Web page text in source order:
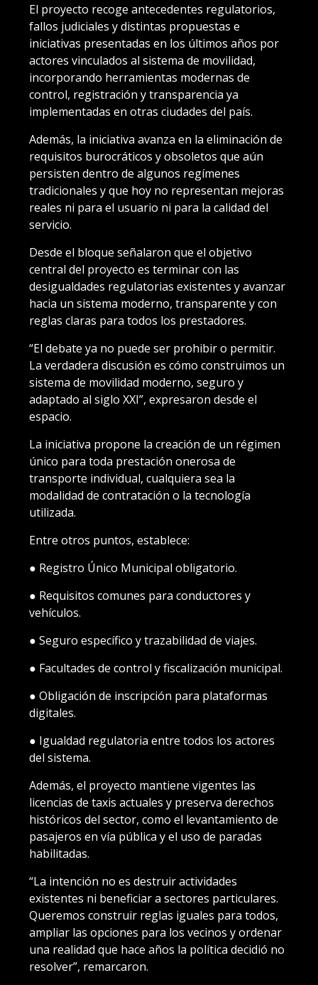
El proyecto recoge antecedentes regulatorios,
fallos judiciales y distintas propuestas e
iniciativas presentadas en los últimos años por
actores vinculados al sistema de movilidad,
incorporando herramientas modernas de
control, registración y transparencia ya
implementadas en otras ciudades del país.
Además, la iniciativa avanza en la eliminación de
requisitos burocráticos y obsoletos que aún
persisten dentro de algunos regímenes
tradicionales y que hoy no representan mejoras
reales ni para el usuario ni para la calidad del
servicio.
Desde el bloque señalaron que el objetivo
central del proyecto es terminar con las
desigualdades regulatorias existentes y avanzar
hacia un sistema moderno, transparente y con
reglas claras para todos los prestadores.
“El debate ya no puede ser prohibir o permitir.
La verdadera discusión es cómo construimos un
sistema de movilidad moderno, seguro y
adaptado al siglo XXI”, expresaron desde el
espacio.
La iniciativa propone la creación de un régimen
único para toda prestación onerosa de
transporte individual, cualquiera sea la
modalidad de contratación o la tecnología
utilizada.
Entre otros puntos, establece:
● Registro Único Municipal obligatorio.
● Requisitos comunes para conductores y
vehículos.
● Seguro específico y trazabilidad de viajes.
● Facultades de control y fiscalización municipal.
● Obligación de inscripción para plataformas
digitales.
● Igualdad regulatoria entre todos los actores
del sistema.
Además, el proyecto mantiene vigentes las
licencias de taxis actuales y preserva derechos
históricos del sector, como el levantamiento de
pasajeros en vía pública y el uso de paradas
habilitadas.
“La intención no es destruir actividades
existentes ni beneficiar a sectores particulares.
Queremos construir reglas iguales para todos,
ampliar las opciones para los vecinos y ordenar
una realidad que hace años la política decidió no
resolver”, remarcaron.